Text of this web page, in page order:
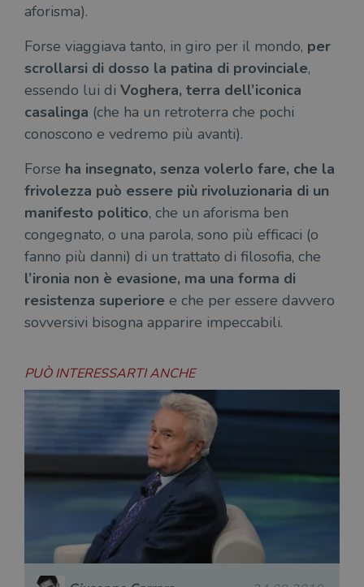
aforisma).
Forse viaggiava tanto, in giro per il mondo, per
scrollarsi di dosso la patina di provinciale,
essendo lui di Voghera, terra dell’iconica
casalinga (che ha un retroterra che pochi
conoscono e vedremo più avanti).
Forse ha insegnato, senza volerlo fare, che la
frivolezza può essere più rivoluzionaria di un
manifesto politico, che un aforisma ben
congegnato, o una parola, sono più efficaci (o
fanno più danni) di un trattato di filosofia, che
l’ironia non è evasione, ma una forma di
resistenza superiore e che per essere davvero
sovversivi bisogna apparire impeccabili.
PUÒ INTERESSARTI ANCHE